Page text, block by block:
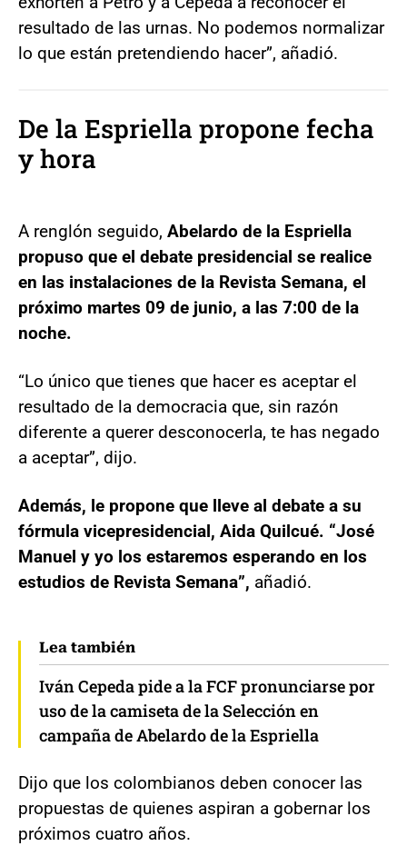
resultado de las urnas. No podemos normalizar
lo que están pretendiendo hacer”, añadió.
De la Espriella propone fecha
y hora
A renglón seguido, Abelardo de la Espriella
propuso que el debate presidencial se realice
en las instalaciones de la Revista Semana, el
próximo martes 09 de junio, a las 7:00 de la
noche.
“Lo único que tienes que hacer es aceptar el
resultado de la democracia que, sin razón
diferente a querer desconocerla, te has negado
a aceptar”, dijo.
Además, le propone que lleve al debate a su
fórmula vicepresidencial, Aida Quilcué. “José
Manuel y yo los estaremos esperando en los
estudios de Revista Semana”, añadió.
Lea también
Iván Cepeda pide a la FCF pronunciarse por
uso de la camiseta de la Selección en
campaña de Abelardo de la Espriella
Dijo que los colombianos deben conocer las
propuestas de quienes aspiran a gobernar los
próximos cuatro años.